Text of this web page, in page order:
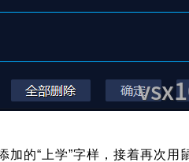
的“上学”字样，接着再次用